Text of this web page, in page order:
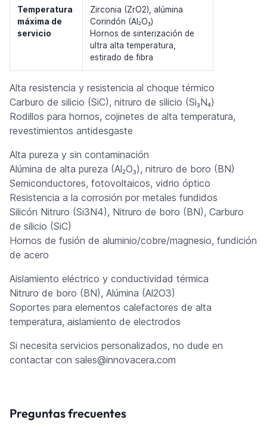
Temperatura
máxima de
servicio
Zirconia (ZrO2), alúmina
Corindón (Al₂O₃)
Hornos de sinterización de
ultra alta temperatura,
estirado de fibra
Alta resistencia y resistencia al choque térmico
Carburo de silicio (SiC), nitruro de silicio (Si₃N₄)
Rodillos para hornos, cojinetes de alta temperatura,
revestimientos antidesgaste
Alta pureza y sin contaminación
Alúmina de alta pureza (Al₂O₃), nitruro de boro (BN)
Semiconductores, fotovoltaicos, vidrio óptico
Resistencia a la corrosión por metales fundidos
Silicón Nitruro (Si3N4), Nitruro de boro (BN), Carburo
de silicio (SiC)
Hornos de fusión de aluminio/cobre/magnesio, fundición
de acero
Aislamiento eléctrico y conductividad térmica
Nitruro de boro (BN), Alúmina (Al2O3)
Soportes para elementos calefactores de alta
temperatura, aislamiento de electrodos
Si necesita servicios personalizados, no dude en
contactar con sales@innovacera.com
Preguntas frecuentes